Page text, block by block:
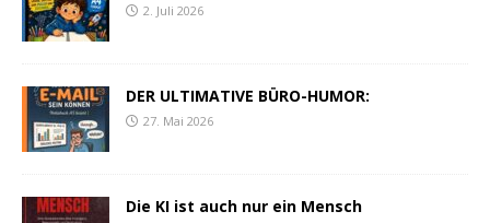
2. Juli 2026
DER ULTIMATIVE BÜRO-HUMOR:
27. Mai 2026
Die KI ist auch nur ein Mensch